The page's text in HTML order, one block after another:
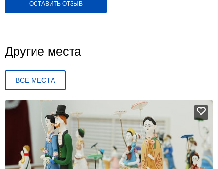
ОСТАВИТЬ ОТЗЫВ
Другие места
ВСЕ МЕСТА